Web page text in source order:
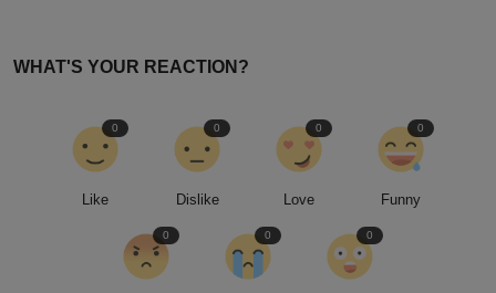
WHAT'S YOUR REACTION?
Like
0
Dislike
0
Love
0
Funny
0
0 0 0